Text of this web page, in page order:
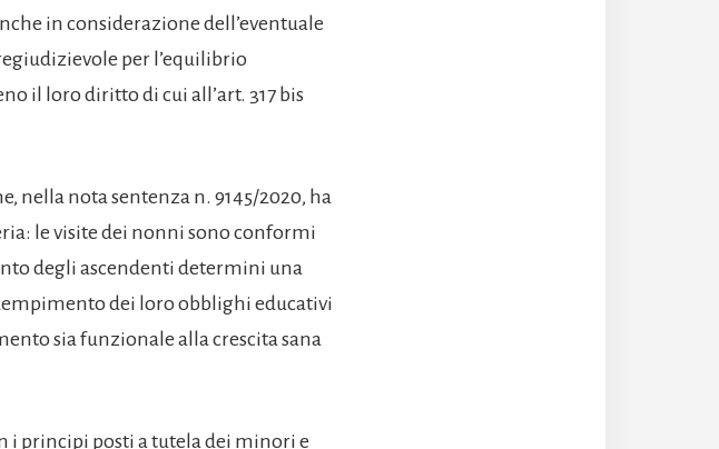
in considerazione dell’eventuale
per l’equilibrio
il loro diritto di cui all’art. 317 bis
nella nota sentenza n. 9145/2020, ha
le visite dei nonni sono conformi
degli ascendenti determini una
dei loro obblighi educativi
sia funzionale alla crescita sana
i principi posti a tutela dei minori e